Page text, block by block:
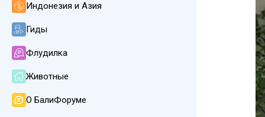
Индонезия и Азия
Гиды
Флудилка
Животные
О БалиФоруме